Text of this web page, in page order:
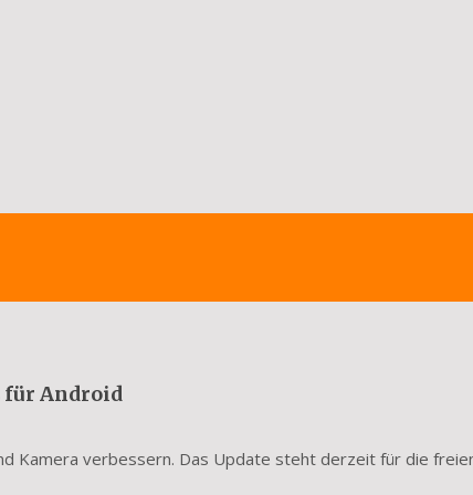
für Android
Kamera verbessern. Das Update steht derzeit für die